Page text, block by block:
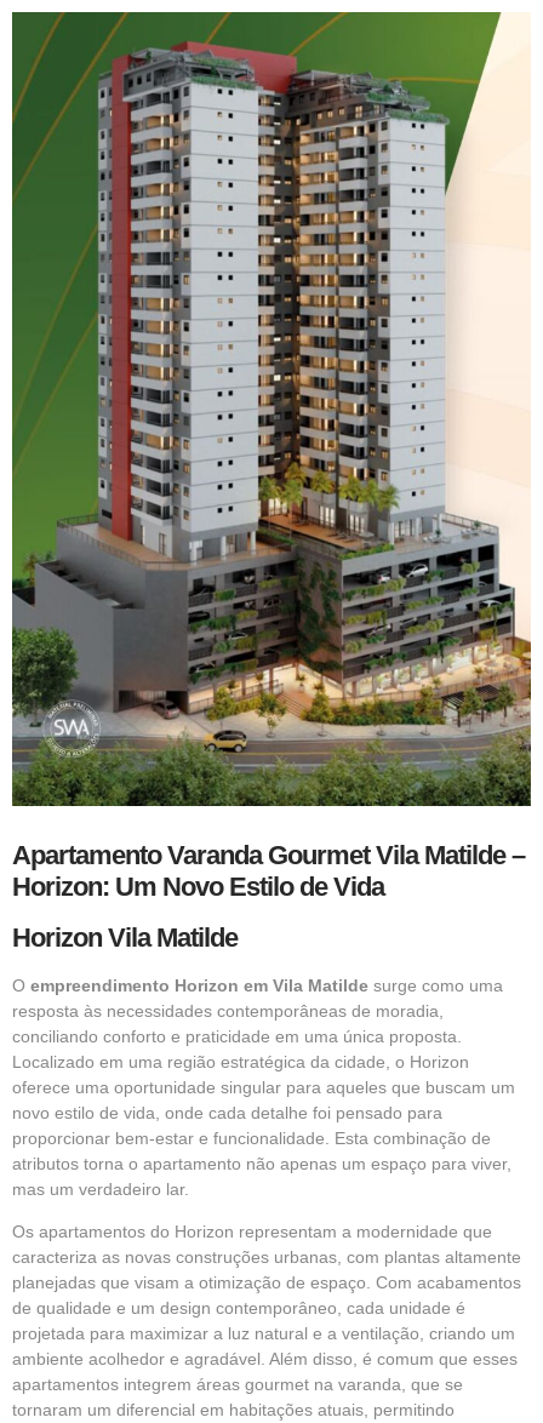
Apartamento Varanda Gourmet Vila Matilde –
Horizon: Um Novo Estilo de Vida
Horizon Vila Matilde
O empreendimento Horizon em Vila Matilde surge como uma
resposta às necessidades contemporâneas de moradia,
conciliando conforto e praticidade em uma única proposta.
Localizado em uma região estratégica da cidade, o Horizon
oferece uma oportunidade singular para aqueles que buscam um
novo estilo de vida, onde cada detalhe foi pensado para
proporcionar bem-estar e funcionalidade. Esta combinação de
atributos torna o apartamento não apenas um espaço para viver,
mas um verdadeiro lar.
Os apartamentos do Horizon representam a modernidade que
caracteriza as novas construções urbanas, com plantas altamente
planejadas que visam a otimização de espaço. Com acabamentos
de qualidade e um design contemporâneo, cada unidade é
projetada para maximizar a luz natural e a ventilação, criando um
ambiente acolhedor e agradável. Além disso, é comum que esses
apartamentos integrem áreas gourmet na varanda, que se
tornaram um diferencial em habitações atuais, permitindo